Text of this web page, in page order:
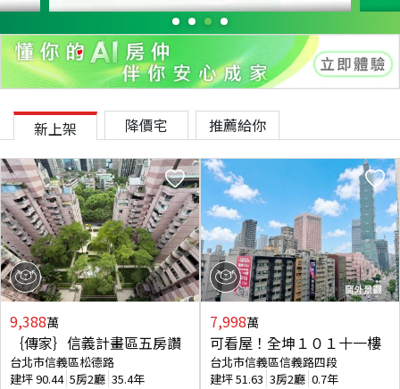
新上架 降價宅 推薦給你
9,388萬
｛傳家｝信義計畫區五房讚
台北市信義區松德路
建坪90.44 5房2廳 35.4年
7,998萬
可看屋！全坤１０１十一樓
台北市信義區信義路四段
建坪51.63 3房2廳 0.7年